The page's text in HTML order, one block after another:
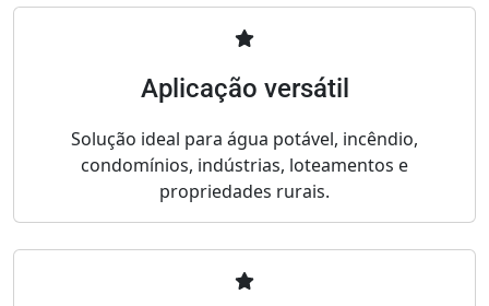
Aplicação versátil
Solução ideal para água potável, incêndio,
condomínios, indústrias, loteamentos e
propriedades rurais.